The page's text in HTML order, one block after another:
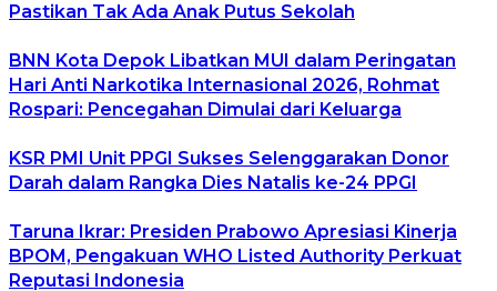
Pastikan Tak Ada Anak Putus Sekolah
BNN Kota Depok Libatkan MUI dalam Peringatan
Hari Anti Narkotika Internasional 2026, Rohmat
Rospari: Pencegahan Dimulai dari Keluarga
KSR PMI Unit PPGI Sukses Selenggarakan Donor
Darah dalam Rangka Dies Natalis ke-24 PPGI
Taruna Ikrar: Presiden Prabowo Apresiasi Kinerja
BPOM, Pengakuan WHO Listed Authority Perkuat
Reputasi Indonesia